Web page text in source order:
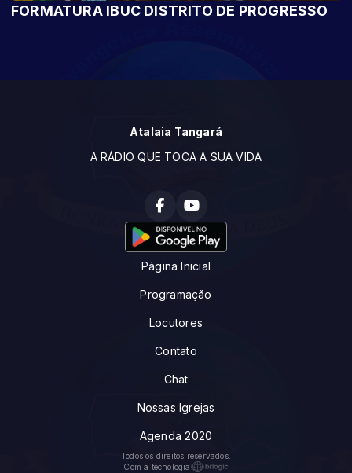
FORMATURA IBUC DISTRITO DE PROGRESSO
Atalaia Tangará
A RÁDIO QUE TOCA A SUA VIDA
Página Inicial
Programação
Locutores
Contato
Chat
Nossas Igrejas
Agenda 2020
Todos os direitos reservados.
Com a tecnologia